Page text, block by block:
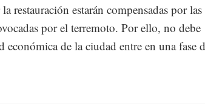
restauración estarán compensadas por las
por el terremoto. Por ello, no debe
económica de la ciudad entre en una fase